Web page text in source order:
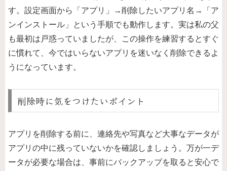
す。設定画面から「アプリ」→削除したいアプリ名→「ア
ンインストール」という手順でも動作します。実は私の父
も最初は戸惑っていましたが、この操作を練習するとすぐ
に慣れて、今ではいらないアプリを迷いなく削除できるよ
うになっています。
削除時に気をつけたいポイント
アプリを削除する前に、連絡先や写真など大事なデータが
アプリの中に残っていないかを確認しましょう。万が一デ
ータが必要な場合は、事前にバックアップを取ると安心で